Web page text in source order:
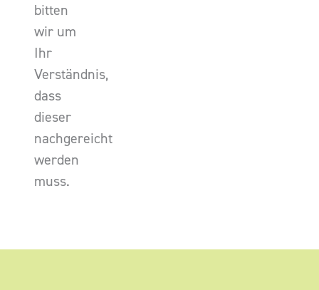
bitten
wir um
Ihr
Verständnis,
dass
dieser
nachgereicht
werden
muss.